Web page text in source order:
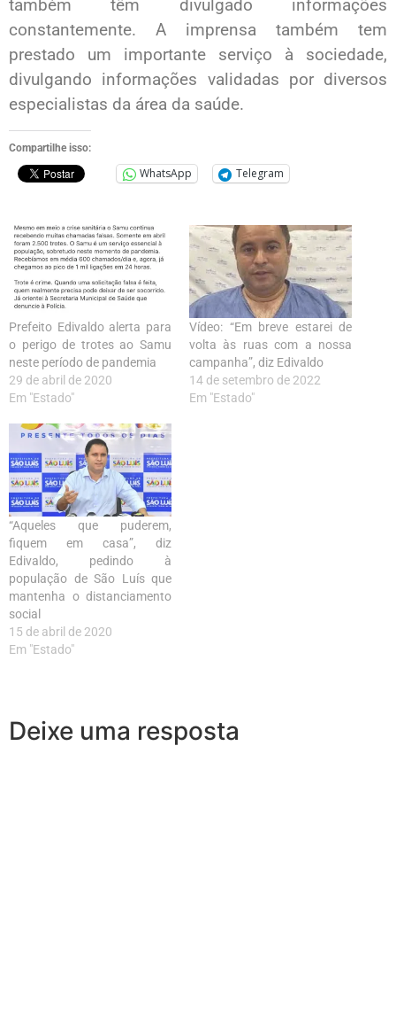
também têm divulgado informações
constantemente. A imprensa também tem
prestado um importante serviço à sociedade,
divulgando informações validadas por diversos
especialistas da área da saúde.
Compartilhe isso:
WhatsApp Telegram
Prefeito Edivaldo alerta para
o perigo de trotes ao Samu
neste período de pandemia
29 de abril de 2020
Em "Estado"
Vídeo: “Em breve estarei de
volta às ruas com a nossa
campanha”, diz Edivaldo
14 de setembro de 2022
Em "Estado"
“Aqueles que puderem,
fiquem em casa”, diz
Edivaldo, pedindo à
população de São Luís que
mantenha o distanciamento
social
15 de abril de 2020
Em "Estado"
Deixe uma resposta